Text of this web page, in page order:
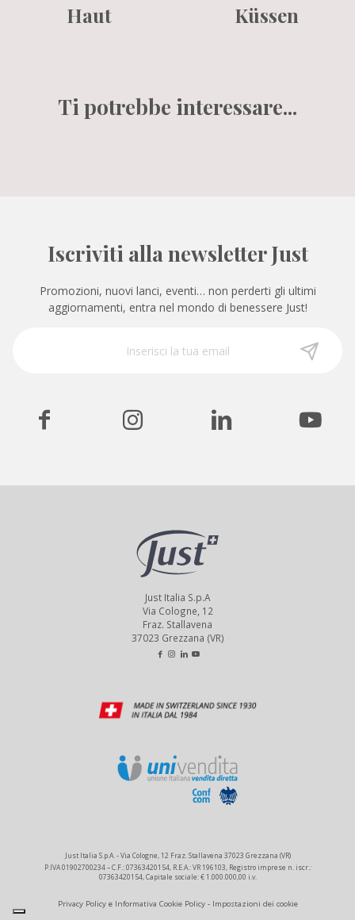
Haut
Küssen
Ti potrebbe interessare...
Iscriviti alla newsletter Just
Promozioni, nuovi lanci, eventi… non perderti gli ultimi
aggiornamenti, entra nel mondo di benessere Just!
Just Italia S.p.A
Via Cologne, 12
Fraz. Stallavena
37023 Grezzana (VR)
Just Italia S.p.A. - Via Cologne, 12 Fraz. Stallavena 37023 Grezzana (VR)
P.IVA 01902700234 – C.F.: 07363420154, R.E.A.: VR 196103, Registro imprese n. iscr.:
07363420154, Capitale sociale: € 1.000.000,00 i.v.
Privacy Policye Informativa Cookie Policy- Impostazioni dei cookie